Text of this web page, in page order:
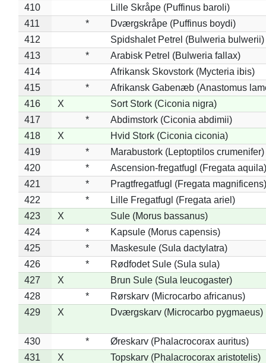
410
Lille Skråpe (Puffinus baroli)
411
*
Dværgskråpe (Puffinus boydi)
412
Spidshalet Petrel (Bulweria bulwerii)
413
*
Arabisk Petrel (Bulweria fallax)
414
Afrikansk Skovstork (Mycteria ibis)
415
*
Afrikansk Gabenæb (Anastomus
416
X
Sort Stork (Ciconia nigra)
417
*
Abdimstork (Ciconia abdimii)
418
X
Hvid Stork (Ciconia ciconia)
419
*
Marabustork (Leptoptilos crumenifer)
420
*
Ascension-fregatfugl (Fregata aquila)
421
*
Pragtfregatfugl (Fregata magnificens)
422
*
Lille Fregatfugl (Fregata ariel)
423
X
Sule (Morus bassanus)
424
*
Kapsule (Morus capensis)
425
*
Maskesule (Sula dactylatra)
426
*
Rødfodet Sule (Sula sula)
427
X
Brun Sule (Sula leucogaster)
428
*
Rørskarv (Microcarbo africanus)
429
X Dværgskarv (Microcarbo pygmaeus)
430 *
Øreskarv (Phalacrocorax auritus)
431
X
Topskarv (Phalacrocorax aristotelis)